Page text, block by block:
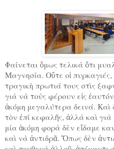
Φαίνεται ὅμως τελικὰ ὅτι
Μαγνησία. Οὔτε οἱ πυρκαγιές,
τραγικὴ πρωτιά τους στὶς
γιὰ νὰ τοὺς φέρουν εἰς
ἀκόμη μεγαλύτερα δεινά. Καὶ
τὸν ἐπί κεφαλῆς, ἀλλὰ καὶ
μία ἀκόμη φορὰ δὲν εἴδαμε
καὶ νὰ ἀντιδρᾶ. Ὅπως δὲν